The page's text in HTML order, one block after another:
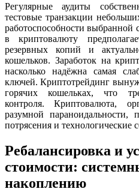
Регулярные аудиты
тестовые транзакции
работоспособности
в криптовалюту
резервных копий и
кошельков. Заработок на
насколько надёжна самая
ключей. Криптотрейдинг
горячих кошельках, что
контроля. Криптовалюта,
разумной
потрясения и технологические
Ребалансировка и
стоимости:
накоплению